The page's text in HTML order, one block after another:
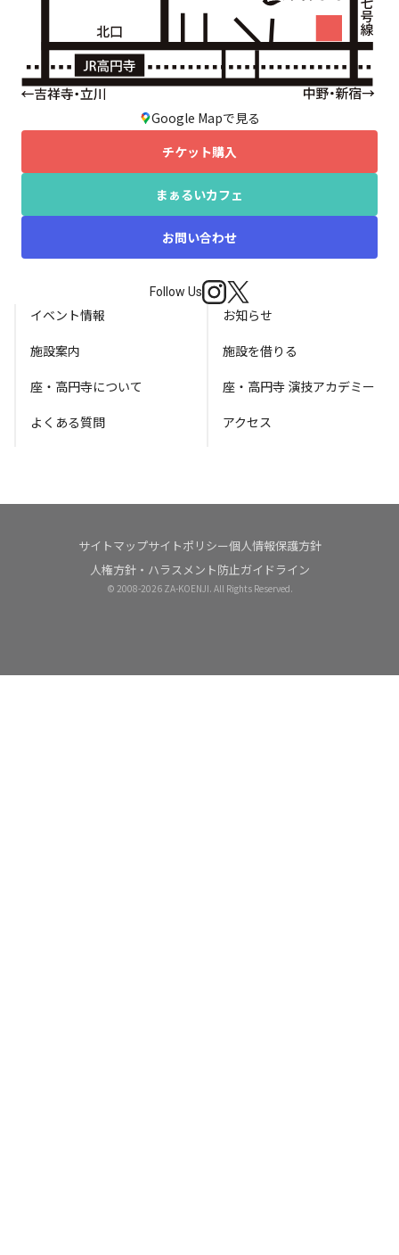
Google Mapで見る
イベント情報
お知らせ
施設案内
施設を借りる
座・高円寺について
座・高円寺 演技アカデミー
よくある質問
アクセス
チケット購入
まぁるいカフェ
お問い合わせ
Follow Us
© 2008-2026 ZA-KOENJI. All Rights Reserved.
サイトマップサイトポリシー個人情報保護方針
人権方針・ハラスメント防止ガイドライン